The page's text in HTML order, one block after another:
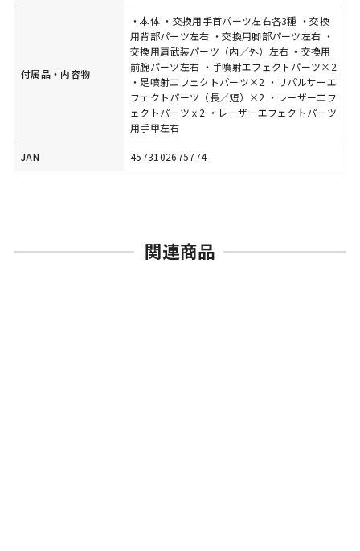
付属品・内容物
・本体 ・交換用手首パーツ左右各3種 ・交換
用背部パーツ左右 ・交換用脚部パーツ左右 ・
交換用肩武装パーツ（内／外）左右 ・交換用
前腕パーツ左右 ・手噴射エフェクトパーツ×2
・足噴射エフェクトパーツ×2 ・リパルサーエ
フェクトパーツ（長／短）×2 ・レーザーエフ
ェクトパーツｘ2 ・レーザーエフェクトパーツ
用手甲左右
JAN 4573102675774
関連商品